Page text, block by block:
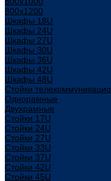
800х1200
Шкафы 18U
Шкафы 24U
Шкафы 27U
Шкафы 30U
Шкафы 36U
Шкафы 42U
Шкафы 48U
Стойки
Однорамные
Двухрамные
Стойки 17U
Стойки 24U
Стойки 27U
Стойки 33U
Стойки 37U
Стойки 42U
Стойки 45U